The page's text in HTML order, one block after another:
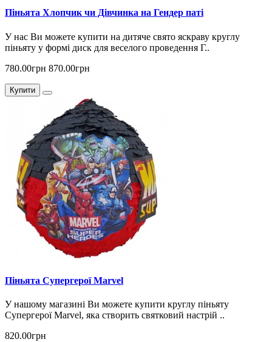
Піньята Хлопчик чи Дівчинка на Гендер паті
У нас Ви можете купити на дитяче свято яскраву круглу
піньяту у формі диск для веселого проведення Г..
780.00грн 870.00грн
Купити
Піньята Супергерої Marvel
У нашому магазині Ви можете купити круглу піньяту
Супергерої Marvel, яка створить святковий настрій ..
820.00грн